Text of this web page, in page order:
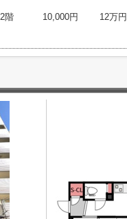
2階 10,000円 12万円